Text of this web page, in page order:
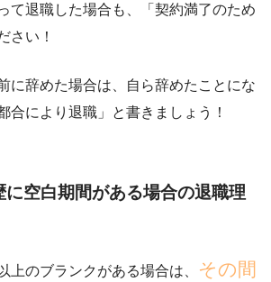
て退職した場合も
、「契約満了のため
さい！
に辞めた場合は、自ら辞めたことにな
合により退職」
と書きましょう！
に空白期間がある場合の退職理
上のブランクがある場合は、 その間